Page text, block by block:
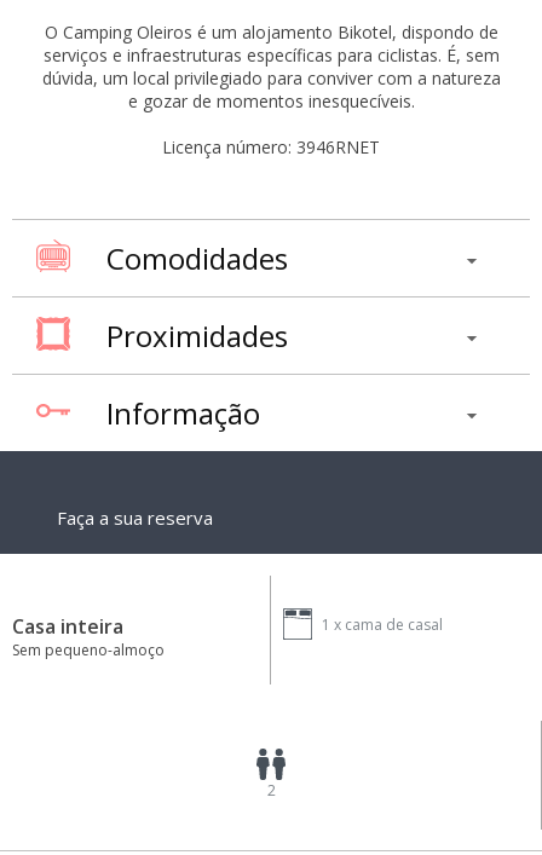
O Camping Oleiros é um alojamento Bikotel, dispondo de
serviços e infraestruturas específicas para ciclistas. É, sem
dúvida, um local privilegiado para conviver com a natureza
e gozar de momentos inesquecíveis.
Licença número: 3946RNET
Comodidades
Proximidades
Informação
Faça a sua reserva
Casa inteira
Sem pequeno-almoço
1 x cama de casal
2